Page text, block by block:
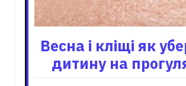
Весна і кліщі як
дитину на